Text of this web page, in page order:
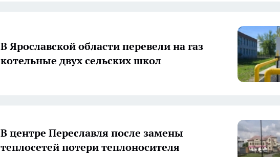
В Ярославской области перевели на газ
котельные двух сельских школ
В центре Переславля после замены
теплосетей потери теплоносителя